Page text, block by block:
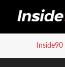
Inside90